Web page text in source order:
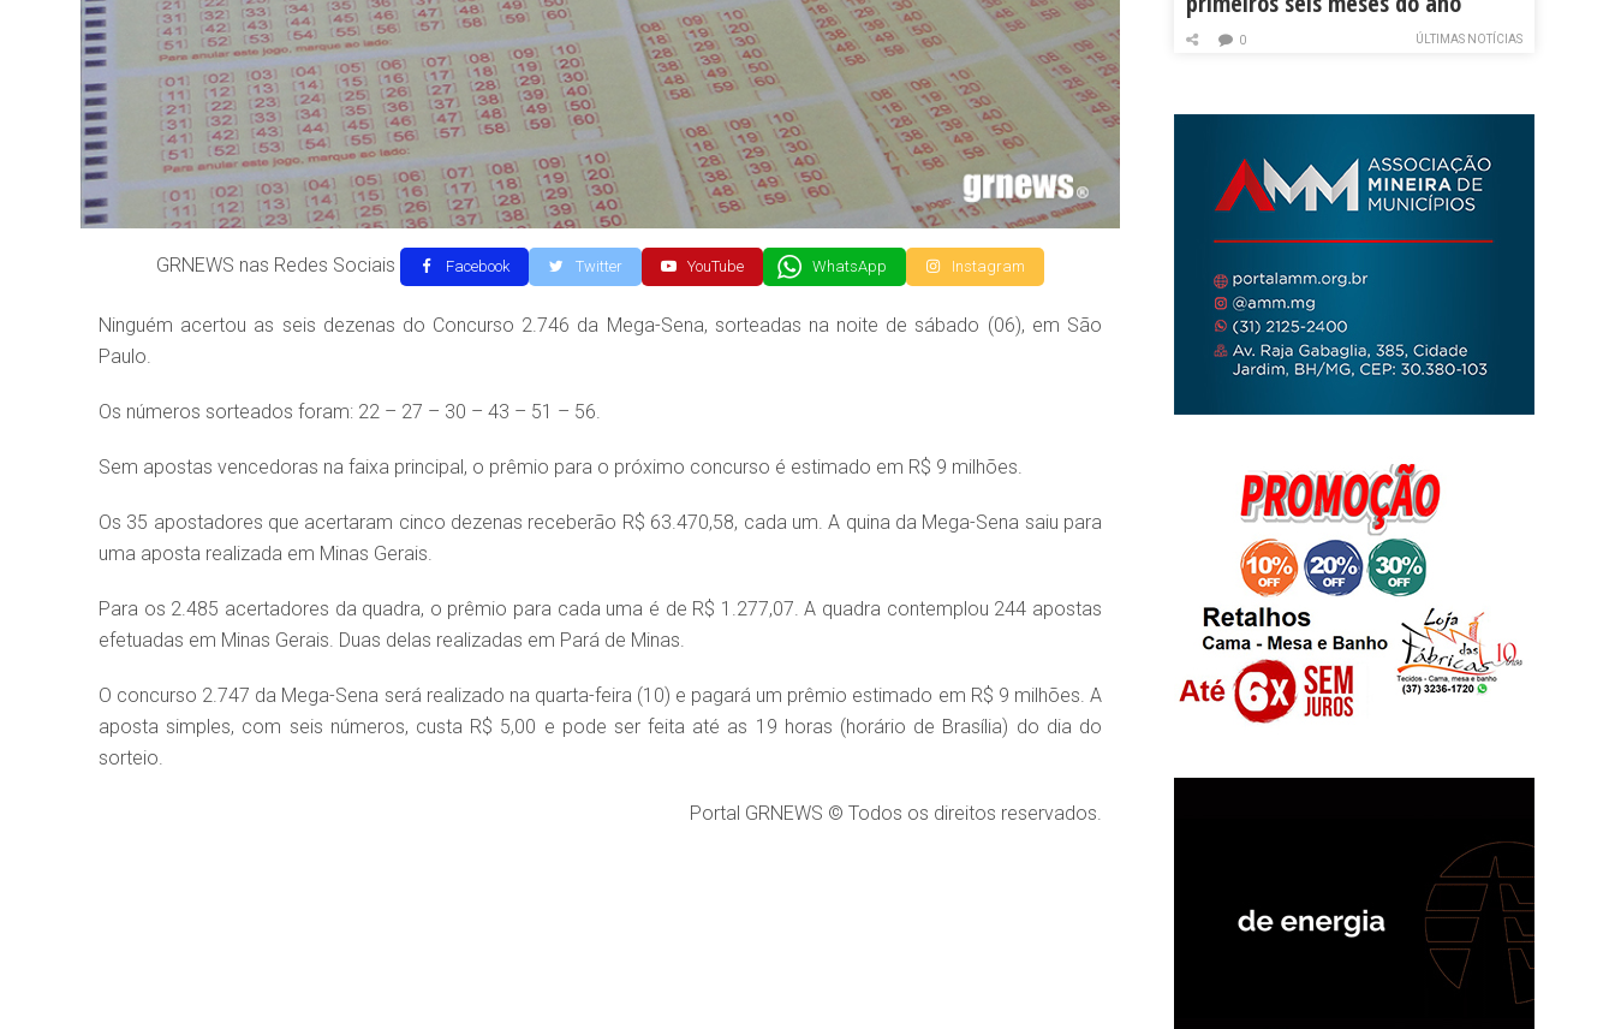
GRNEWS nas Redes Sociais Facebook Twitter YouTube WhatsApp Instagram
Ninguém acertou as seis dezenas do Concurso 2.746 da Mega-Sena, sorteadas na noite de sábado (06), em São
Paulo.
Os números sorteados foram: 22 – 27 – 30 – 43 – 51 – 56.
Sem apostas vencedoras na faixa principal, o prêmio para o próximo concurso é estimado em R$ 9 milhões.
Os 35 apostadores que acertaram cinco dezenas receberão R$ 63.470,58, cada um. A quina da Mega-Sena saiu para
uma aposta realizada em Minas Gerais.
Para os 2.485 acertadores da quadra, o prêmio para cada uma é de R$ 1.277,07. A quadra contemplou 244 apostas
efetuadas em Minas Gerais. Duas delas realizadas em Pará de Minas.
O concurso 2.747 da Mega-Sena será realizado na quarta-feira (10) e pagará um prêmio estimado em R$ 9 milhões. A
aposta simples, com seis números, custa R$ 5,00 e pode ser feita até as 19 horas (horário de Brasília) do dia do
sorteio.
Portal GRNEWS © Todos os direitos reservados.
ÚLTIMAS NOTÍCIAS
0